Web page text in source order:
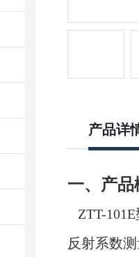
产品详
一、产品
ZTT-
反射系数